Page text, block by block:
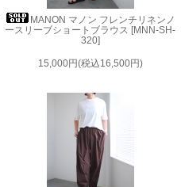
MANON マノン フレンチリネンノ
ースリーブショートブラウス [MNN-SH-
320]
15,000円(税込16,500円)